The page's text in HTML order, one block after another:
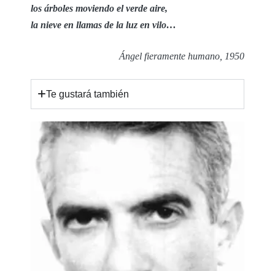
los árboles moviendo el verde aire,
la nieve en llamas de la luz en vilo…
Ángel fieramente humano, 1950
Te gustará también